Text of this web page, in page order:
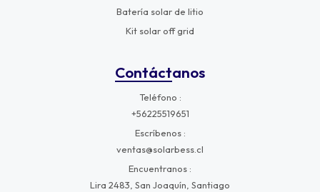
Batería solar de litio
Kit solar off grid
Contáctanos
Teléfono
+56225519651
Escríbenos
ventas@solarbess.cl
Encuentranos
Lira 2483, San Joaquín, Santiago